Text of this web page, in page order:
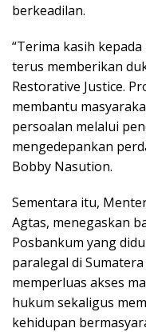
berkeadilan.
“Terima kasih
terus memberikan
Restorative Justice.
membantu
persoalan melalui
mengedepankan
Bobby Nasution.
Sementara itu,
Agtas, menegaskan
Posbankum yang
paralegal di
memperluas akses
hukum sekaligus
kehidupan